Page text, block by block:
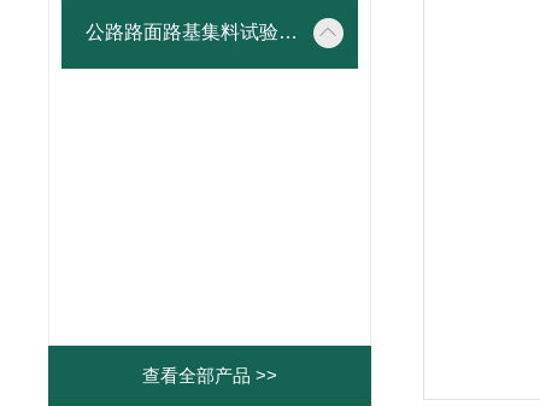
公路路面路基集料试验仪器
查看全部产品 >>